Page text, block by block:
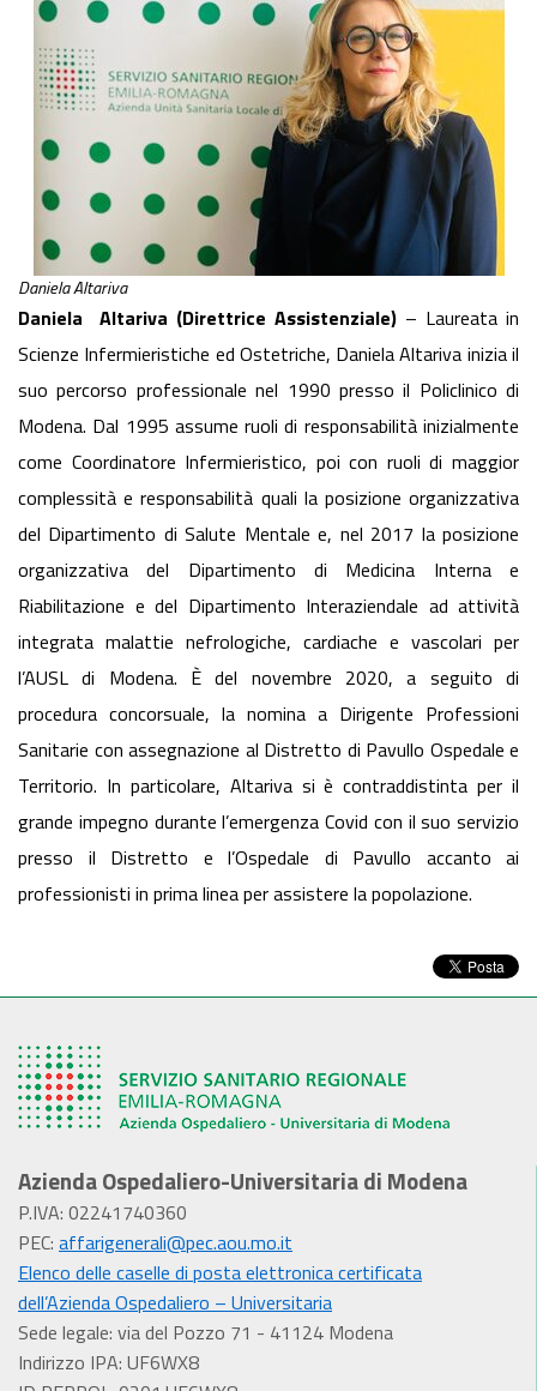
Daniela Altariva
Daniela Altariva (Direttrice Assistenziale) – Laureata in
Scienze Infermieristiche ed Ostetriche, Daniela Altariva inizia il
suo percorso professionale nel 1990 presso il Policlinico di
Modena. Dal 1995 assume ruoli di responsabilità inizialmente
come Coordinatore Infermieristico, poi con ruoli di maggior
complessità e responsabilità quali la posizione organizzativa
del Dipartimento di Salute Mentale e, nel 2017 la posizione
organizzativa del Dipartimento di Medicina Interna e
Riabilitazione e del Dipartimento Interaziendale ad attività
integrata malattie nefrologiche, cardiache e vascolari per
l’AUSL di Modena. È del novembre 2020, a seguito di
procedura concorsuale, la nomina a Dirigente Professioni
Sanitarie con assegnazione al Distretto di Pavullo Ospedale e
Territorio. In particolare, Altariva si è contraddistinta per il
grande impegno durante l’emergenza Covid con il suo servizio
presso il Distretto e l’Ospedale di Pavullo accanto ai
professionisti in prima linea per assistere la popolazione.
Azienda Ospedaliero-Universitaria di Modena
P.IVA: 02241740360
PEC: affarigenerali@pec.aou.mo.it
Elenco delle caselle di posta elettronica certificata
dell’Azienda Ospedaliero – Universitaria
Sede legale: via del Pozzo 71 - 41124 Modena
Indirizzo IPA: UF6WX8